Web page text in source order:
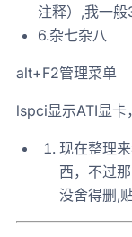
注释）,我一
6.杂七杂八
alt+F2管理菜单
lspci显示ATI显卡
现在整理
西，不过
没舍得删,